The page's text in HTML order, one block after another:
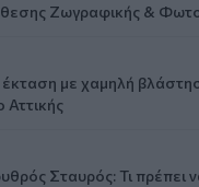
Ζωγραφικής &
με χαμηλή
Σταυρός: Τι πρέπει